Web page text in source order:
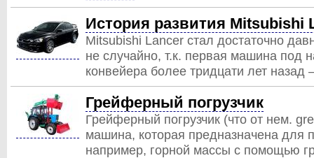
История развития Mitsubishi
Mitsubishi Lancer стал достаточно
не случайно, т.к. первая машина под
конвейера более тридцати лет
Грейферный погрузчик
Грейферный погрузчик (что от нем.
машина, которая предназначена для
например, горной массы с помощью